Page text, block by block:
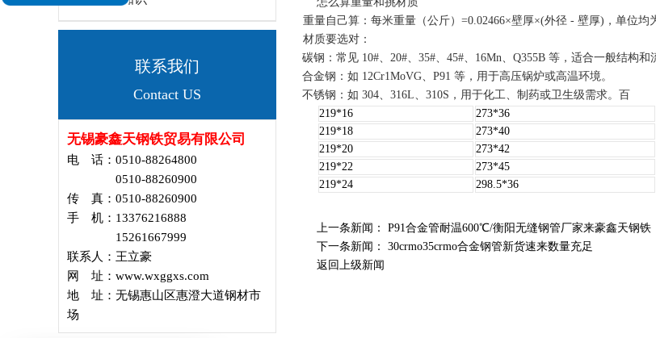
联系我们
Contact US
无锡豪鑫天钢铁贸易有限公司
电 话：0510-88264800
0510-88260900
传 真：0510-88260900
手 机：13376216888
15261667999
联系人：王立豪
网 址：www.wxggxs.com
地 址：无锡惠山区惠澄大道钢材市
场
重量自己算 ：每米重量（公斤）=0.02466×壁厚×(外径 - 壁厚)，单位均
材质要选对 ‌：
碳钢 ：常见 10#、20#、35#、45#、16Mn、Q355B 等，适合一般结构和
合金钢 ‌：如 12Cr1MoVG、P91 等，用于高压锅炉或高温环境。
不锈钢 ‌：如 304、316L、310S，用于化工、制药或卫生级需求。‌‌ 百
219*16
273*36
219*18
273*40
219*20
273*42
219*22
273*45
219*24
298.5*36
上一条新闻： P91合金管耐温600℃/衡阳无缝钢管厂家来豪鑫天钢铁
下一条新闻： 30crmo35crmo合金钢管新货速来数量充足
返回上级新闻